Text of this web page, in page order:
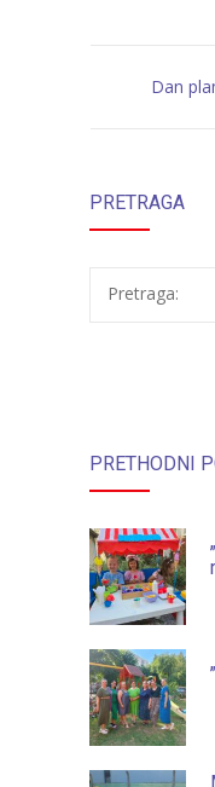
Dan
PRETRAGA
Pretraga:
PRETHODNI